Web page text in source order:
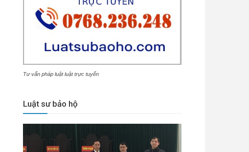
Tư vấn pháp luật luật trực tuyến
Luật sư bảo hộ